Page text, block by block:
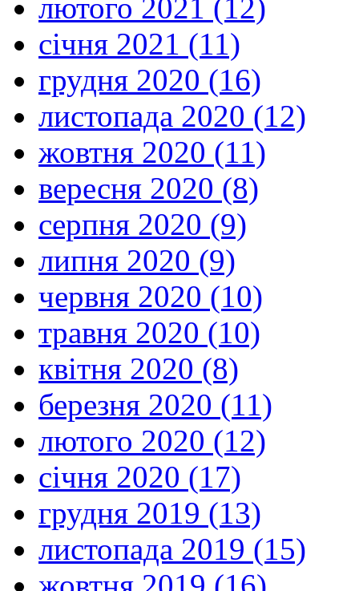
лютого 2021 (12)
січня 2021 (11)
грудня 2020 (16)
листопада 2020 (12)
жовтня 2020 (11)
вересня 2020 (8)
серпня 2020 (9)
липня 2020 (9)
червня 2020 (10)
травня 2020 (10)
квітня 2020 (8)
березня 2020 (11)
лютого 2020 (12)
січня 2020 (17)
грудня 2019 (13)
листопада 2019 (15)